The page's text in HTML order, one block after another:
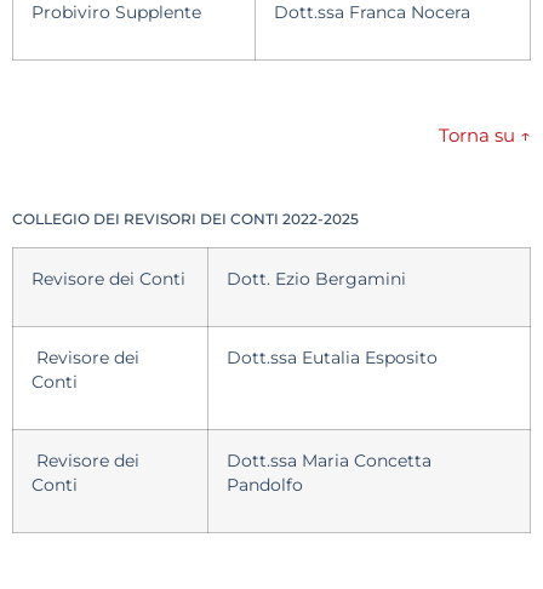
Probiviro Supplente Dott.ssa Franca Nocera
Torna su ↑
COLLEGIO DEI REVISORI DEI CONTI 2022-2025
Revisore dei Conti Dott. Ezio Bergamini
Revisore dei
Conti
Dott.ssa Eutalia Esposito
Revisore dei
Conti
Dott.ssa Maria Concetta
Pandolfo